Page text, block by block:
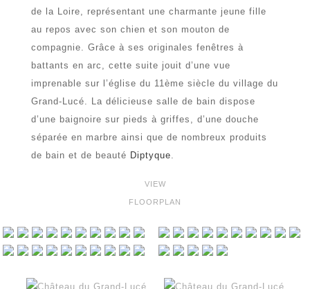
de la Loire, représentant une charmante jeune fille
au repos avec son chien et son mouton de
compagnie. Grâce à ses originales fenêtres à
battants en arc, cette suite jouit d’une vue
imprenable sur l’église du 11ème siècle du village du
Grand-Lucé. La délicieuse salle de bain dispose
d’une baignoire sur pieds à griffes, d’une douche
séparée en marbre ainsi que de nombreux produits
de bain et de beauté Diptyque.
VIEW
FLOORPLAN